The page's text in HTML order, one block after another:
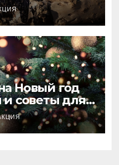
Новый год
и советы для